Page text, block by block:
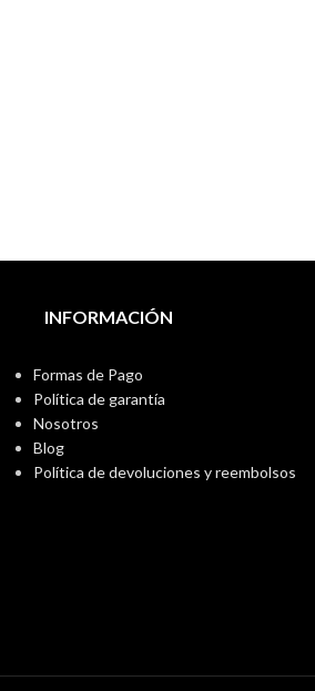
INFORMACIÓN
Formas de Pago
Política de garantía
Nosotros
Blog
Política de devoluciones y reembolsos